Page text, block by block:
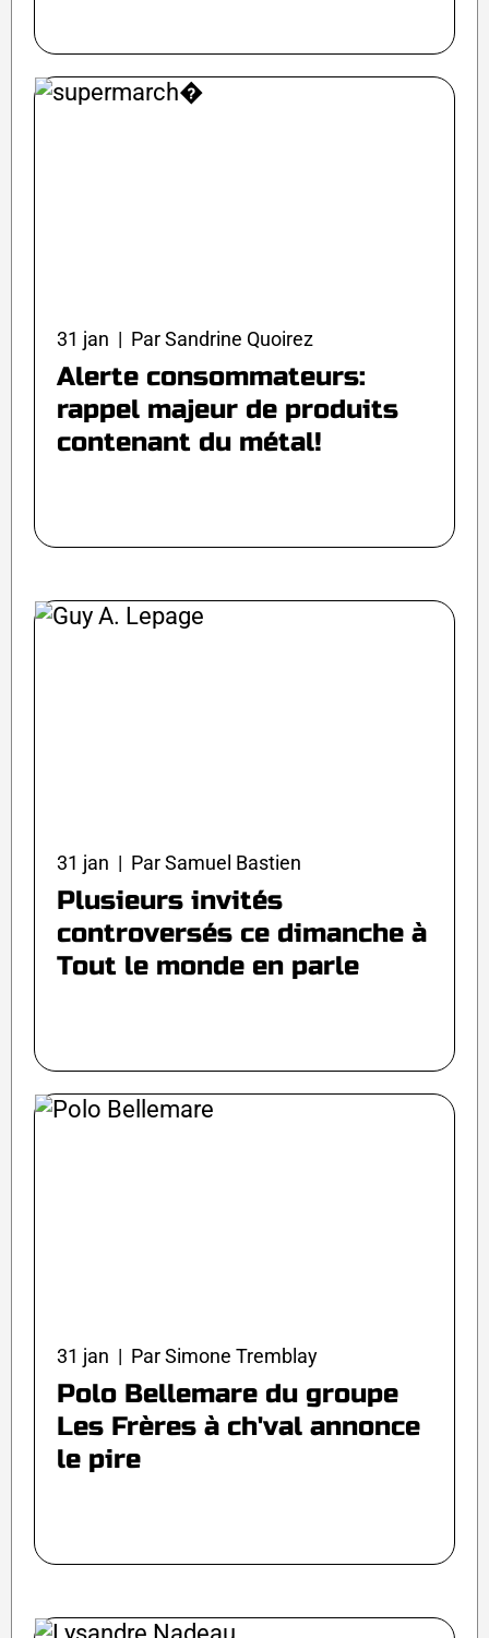
31 jan | Par Sandrine Quoirez
Alerte consommateurs:
rappel majeur de produits
contenant du métal!
31 jan | Par Samuel Bastien
Plusieurs invités
controversés ce dimanche à
Tout le monde en parle
31 jan | Par Simone Tremblay
Polo Bellemare du groupe
Les Frères à ch'val annonce
le pire